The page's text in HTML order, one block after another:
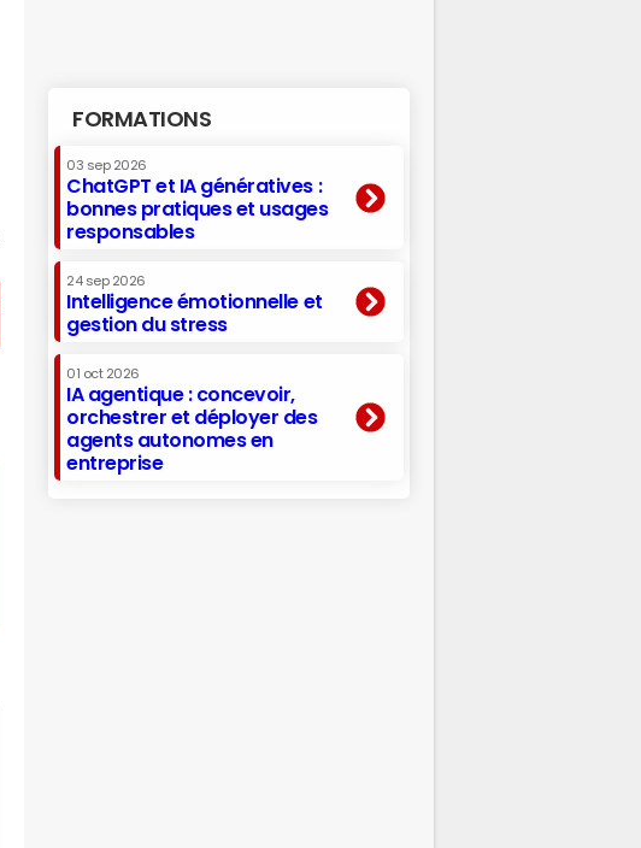
FORMATIONS
03 sep 2026
ChatGPT et IA génératives :
bonnes pratiques et usages
responsables
24 sep 2026
Intelligence émotionnelle et
gestion du stress
01 oct 2026
IA agentique : concevoir,
orchestrer et déployer des
agents autonomes en
entreprise